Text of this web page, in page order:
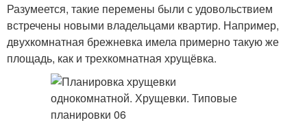
Разумеется, такие перемены были с удовольствием
встречены новыми владельцами квартир. Например,
двухкомнатная брежневка имела примерно такую же
площадь, как и трехкомнатная хрущёвка.